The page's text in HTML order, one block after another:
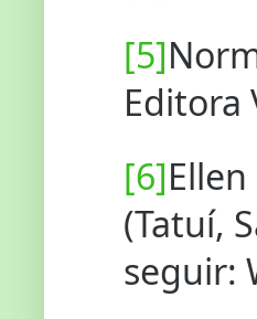
[5]
Editora
[6]
(Tatuí,
seguir: